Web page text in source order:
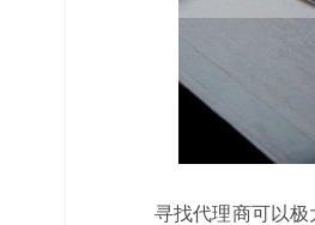
寻找代理商可以极